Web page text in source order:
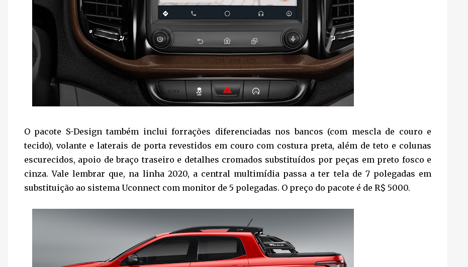
O pacote S-Design também inclui forrações diferenciadas nos bancos (com mescla de couro e
tecido), volante e laterais de porta revestidos em couro com costura preta, além de teto e colunas
escurecidos, apoio de braço traseiro e detalhes cromados substituídos por peças em preto fosco e
cinza. Vale lembrar que, na linha 2020, a central multimídia passa a ter tela de 7 polegadas em
substituição ao sistema Uconnect com monitor de 5 polegadas. O preço do pacote é de R$ 5000.